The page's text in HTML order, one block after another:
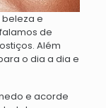
e
de
Além
o dia a dia e
e acorde